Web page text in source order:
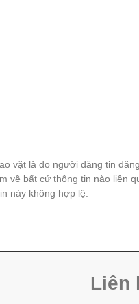
vặt là do người đăng tin
về bất cứ thông tin nào liên
này không hợp lệ.
Liên